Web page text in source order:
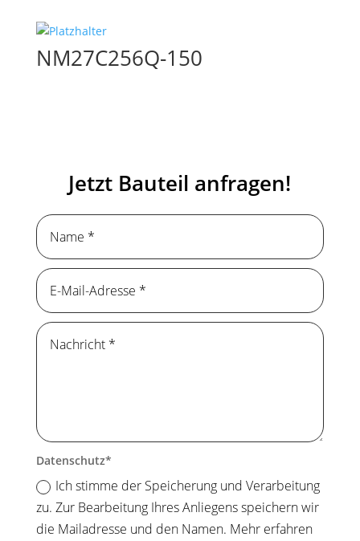
NM27C256Q-150
Jetzt Bauteil anfragen!
Datenschutz
Ich stimme der Speicherung und Verarbeitung
zu. Zur Bearbeitung Ihres Anliegens speichern wir
die Mailadresse und den Namen. Mehr erfahren